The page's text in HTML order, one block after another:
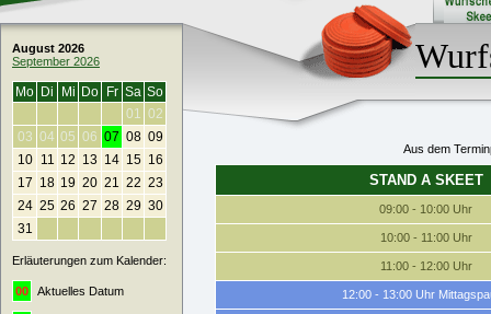
August 2026
September 2026
Mo Di Mi Do Fr Sa So
01 02
03 04 05 06 07 08 09
10
11 12 13 14 15 16
17 18 19 20 21 22 23
24 25 26 27 28 29 30
31
Erläuterungen zum Kalender:
00 Aktuelles Datum
Aus dem
STAND A SKEET
09:00 - 10:00 Uhr
10:00 - 11:00 Uhr
11:00 - 12:00 Uhr
12:00 - 13:00 Uhr